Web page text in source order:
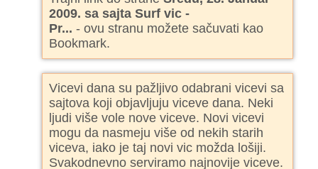
2009. sa sajta Surf vic -
Pr... - ovu stranu možete sačuvati kao
Bookmark.
Vicevi dana su pažljivo odabrani vicevi sa
sajtova koji objavljuju viceve dana. Neki
ljudi više vole nove viceve. Novi vicevi
mogu da nasmeju više od nekih starih
viceva, iako je taj novi vic možda lošiji.
Svakodnevno serviramo najnovije viceve.